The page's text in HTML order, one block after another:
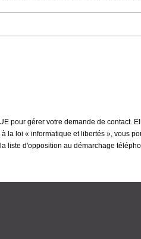
pour gérer votre demande de contact.
loi « informatique et libertés », vous
liste d'opposition au démarchage